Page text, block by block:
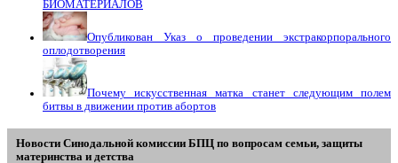
БИОМАТЕРИАЛОВ
Опубликован Указ о проведении экстракорпорального
оплодотворения
Почему искусственная матка станет следующим полем
битвы в движении против абортов
Новости Синодальной комиссии БПЦ по вопросам семьи, защиты
материнства и детства